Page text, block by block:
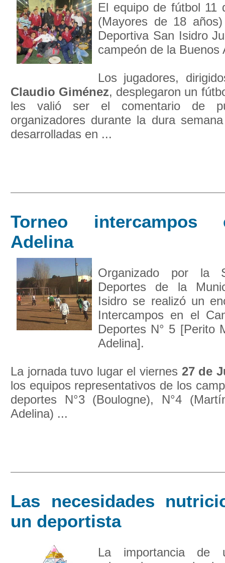
El equipo de fútbol 11
(Mayores de 18
Deportiva San Isidro
campeón de la Buenos
Los jugadores,
Claudio Giménez, desplegaron un
les valió ser el comentario de
organizadores durante la dura
desarrolladas en ...
Torneo
Adelina
Organizado por la
Deportes de la
Isidro se realizó un
Intercampos en el
Deportes N° 5 [Perito
Adelina].
La jornada tuvo lugar el viernes 27 de
los equipos representativos de los
deportes N°3 (Boulogne), N°4
Adelina) ...
Las necesidades
un deportista
La importancia de